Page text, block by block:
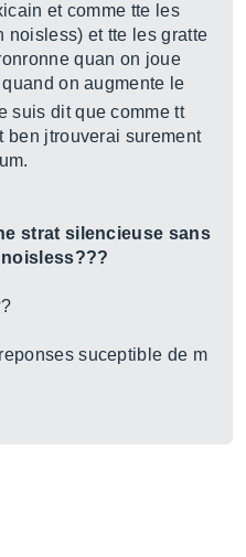
et comme tte les
noisless) et tte les gratte
quan on joue
on augmente le
suis dit que comme tt
ben jtrouverai surement
strat silencieuse sans
suceptible de m